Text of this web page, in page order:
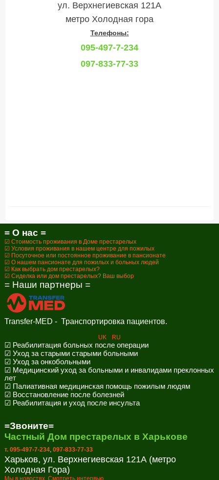
ул. Верхнегиевская 121А
метро Холодная гора
Телефоны:
095-497-7-234
097-833-77-33
= О нас =
☑ Стоимость проживания в Доме престарелых
☑ Условия проживания в нашем центре для пожилых
☑ Посуточное или постоянное проживание в пансионате
☑ О нашем пансионате для пожилых и больных людей
☑ Как выбрать дом престарелых?
☑ Сиделка или дом престарелых? Ваш выбор
= Наши партнеры =
Transfer-MED - Транспортировка пациентов.
UK RU
☑ Реабилитация больных после операции
☑ Уход за старыми старыми больными
☑ Уход за онкобольными
☑ Медицинский уход за больными и инвалидами преклонных
лет
☑ Палиативная медицинская помощь пожилым людям
☑ Восстановление после болезней
☑ Реабилитация и уход после инсульта
=Звоните=
Частный Дом престарелых в Харькове
т. 095-497-7-234, 097-833-77-33
Харьков, ул. Верхнегиевская 121А (метро
Холодная Гора)
Мы в новостях. Смотреть интервью.